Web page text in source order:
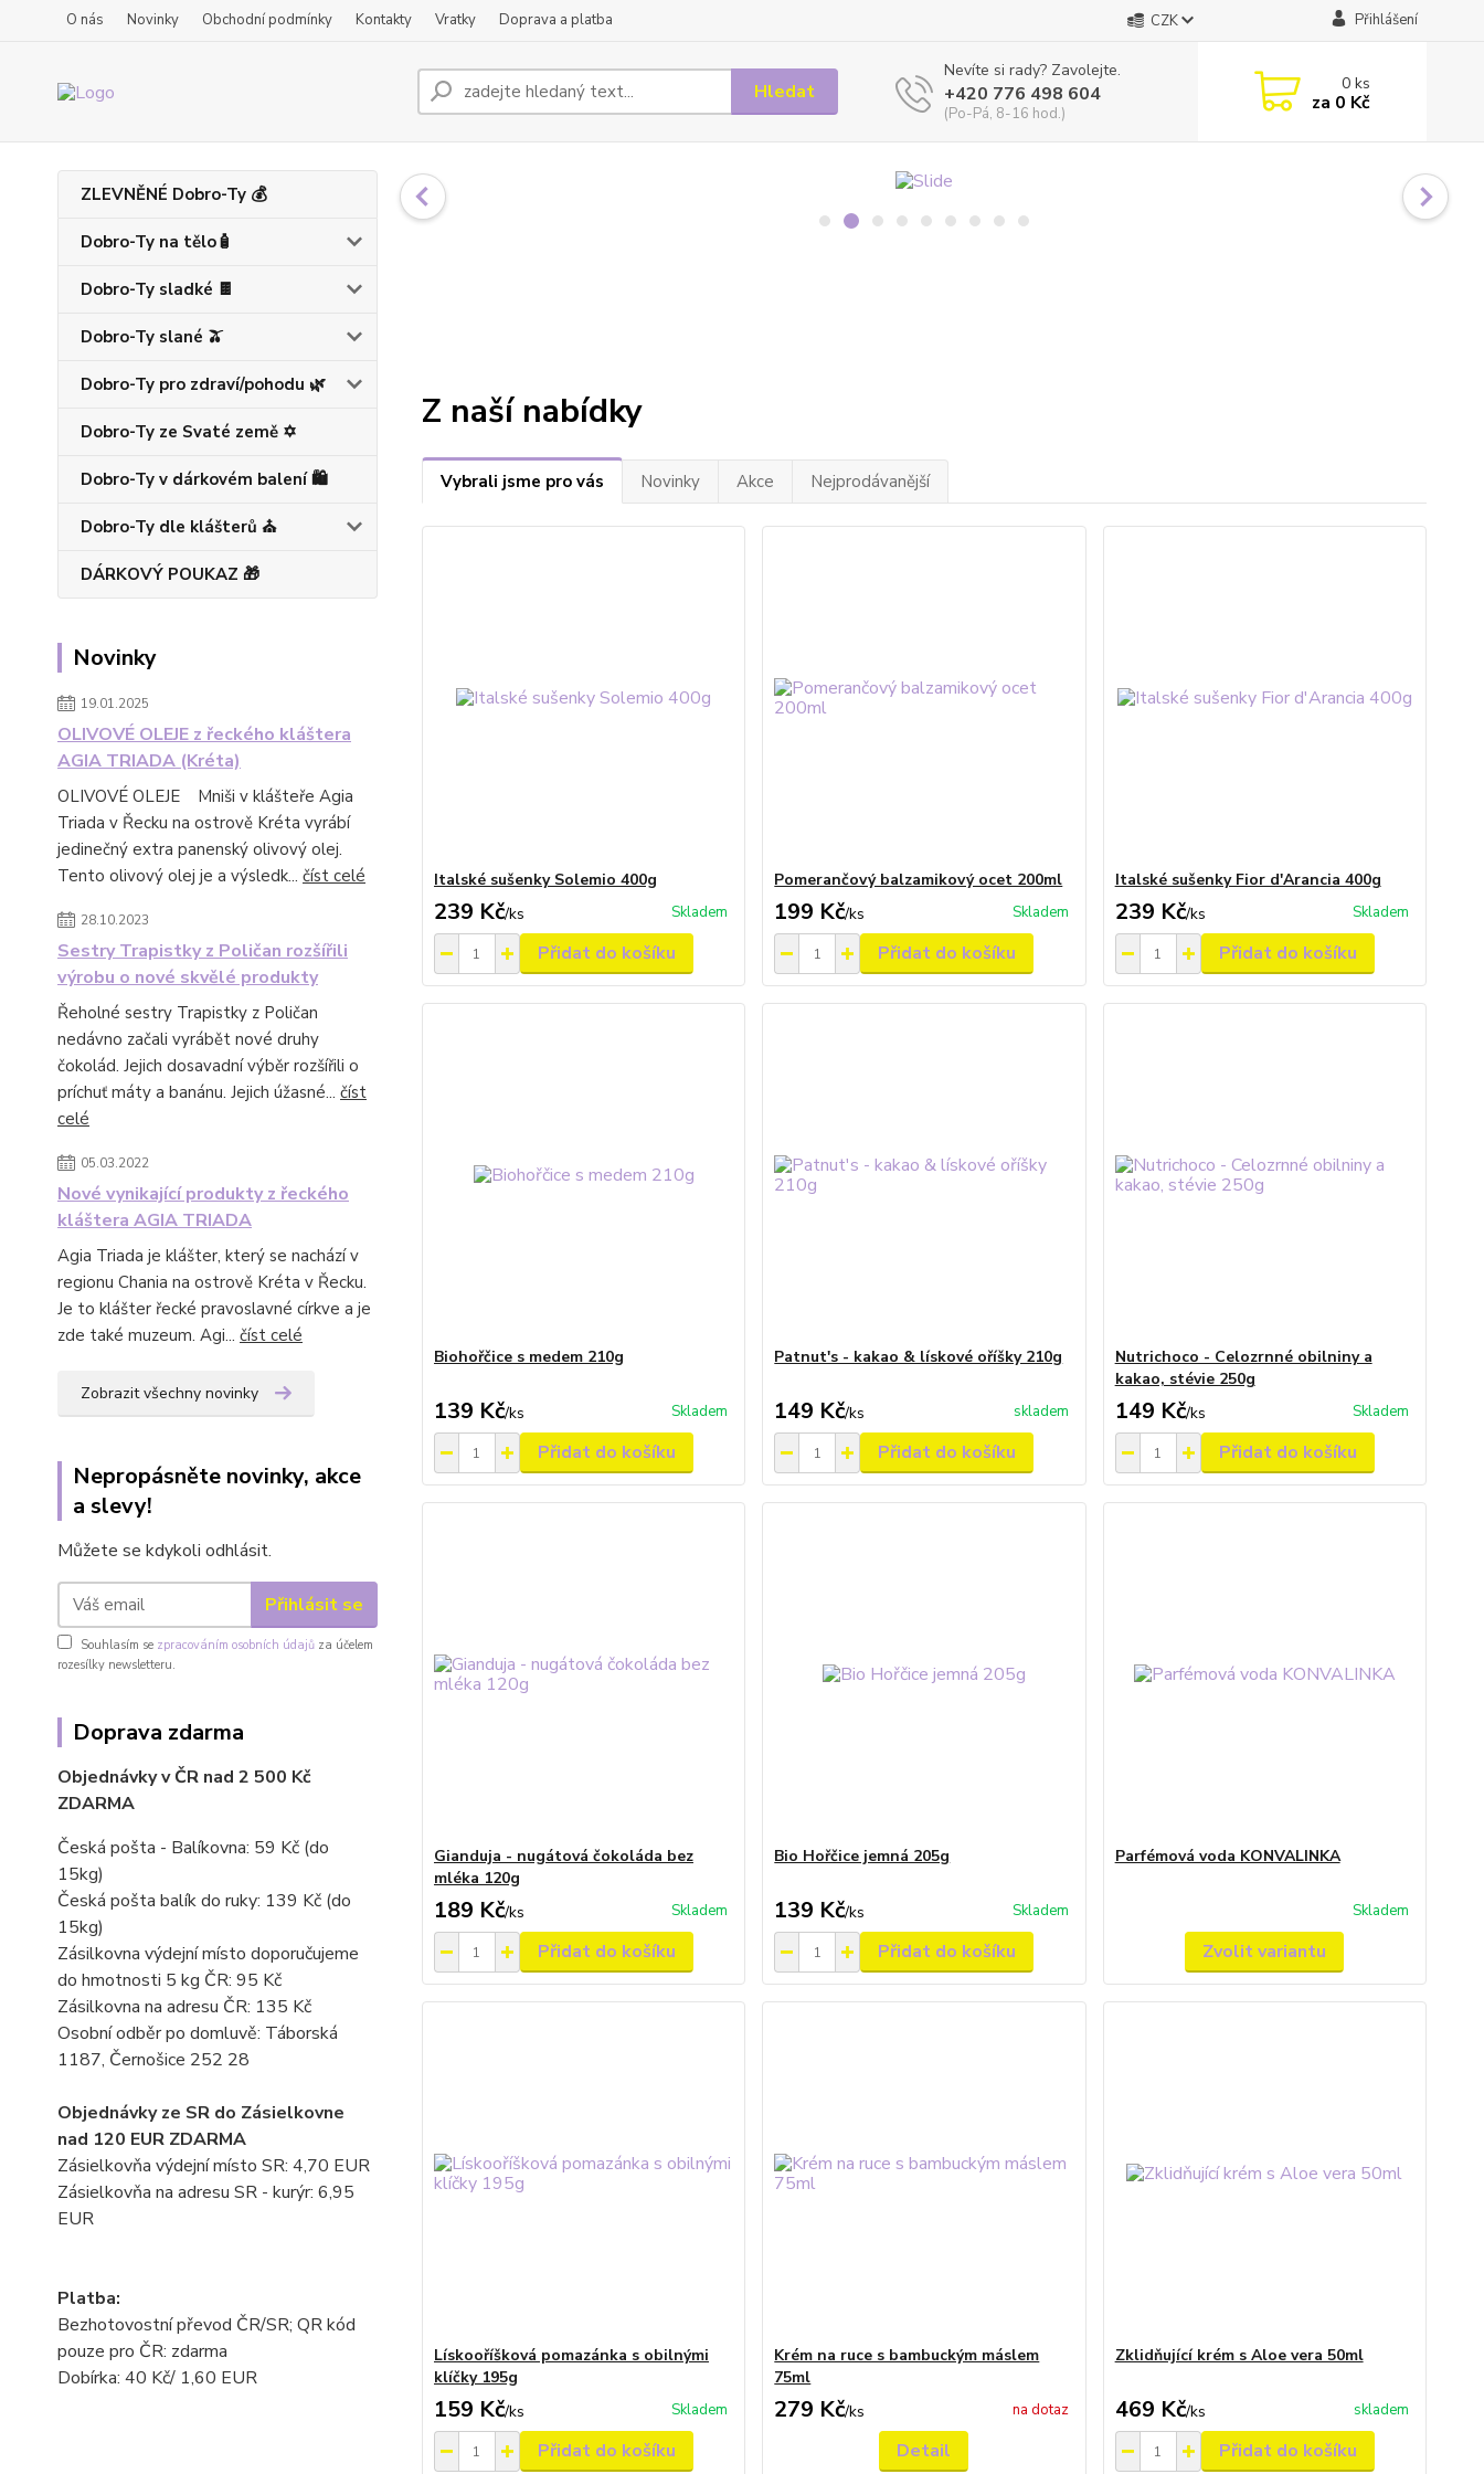
O nás Novinky Obchodní podmínky Kontakty Vratky Doprava a platba CZK Přihlášení
Hledat
Nevíte si rady? Zavolejte.
+420 776 498 604
(Po-Pá, 8-16 hod.)
0ks
za 0 Kč
ZLEVNĚNÉ Dobro-Ty 💰
Dobro-Ty na tělo🧴
Dobro-Ty sladké 🍫
Dobro-Ty slané 🫒
Dobro-Ty pro zdraví/pohodu 🌿
Dobro-Ty ze Svaté země ✡️
Dobro-Ty v dárkovém balení 🛍️
Dobro-Ty dle klášterů ⛪
DÁRKOVÝ POUKAZ 🎁
Novinky
19.01.2025
OLIVOVÉ OLEJE z řeckého kláštera
AGIA TRIADA (Kréta)
OLIVOVÉ OLEJE Mniši v klášteře Agia
Triada v Řecku na ostrově Kréta vyrábí
jedinečný extra panenský olivový olej.
Tento olivový olej je a výsledk... číst celé
28.10.2023
Sestry Trapistky z Poličan rozšířili
výrobu o nové skvělé produkty
Řeholné sestry Trapistky z Poličan
nedávno začali vyrábět nové druhy
čokolád. Jejich dosavadní výběr rozšířili o
príchuť máty a banánu. Jejich úžasné... číst
celé
05.03.2022
Nové vynikající produkty z řeckého
kláštera AGIA TRIADA
Agia Triada je klášter, který se nachází v
regionu Chania na ostrově Kréta v Řecku.
Je to klášter řecké pravoslavné církve a je
zde také muzeum. Agi... číst celé
Zobrazit všechny novinky
Nepropásněte novinky, akce
a slevy!
Můžete se kdykoli odhlásit.
Přihlásit se
Souhlasím se zpracováním osobních údajů za účelem
rozesílky newsletteru.
Doprava zdarma
Objednávky v ČR nad 2 500 Kč
ZDARMA
Česká pošta - Balíkovna: 59 Kč (do
15kg)
Česká pošta balík do ruky: 139 Kč (do
15kg)
Zásilkovna výdejní místo doporučujeme
do hmotnosti 5 kg ČR: 95 Kč
Zásilkovna na adresu ČR: 135 Kč
Osobní odběr po domluvě: Táborská
1187, Černošice 252 28
Objednávky ze SR do Zásielkovne
nad 120 EUR ZDARMA
Zásielkovňa výdejní místo SR: 4,70 EUR
Zásielkovňa na adresu SR - kurýr: 6,95
EUR
Platba:
Bezhotovostní převod ČR/SR; QR kód
pouze pro ČR: zdarma
Dobírka: 40 Kč/ 1,60 EUR
Z naší nabídky
Vybrali jsme pro vás Novinky Akce Nejprodávanější
Italské sušenky Solemio 400g
239 Kč/ks Skladem
Přidat do košíku
Pomerančový balzamikový ocet 200ml
199 Kč/ks Skladem
Přidat do košíku
Italské sušenky Fior d'Arancia 400g
239 Kč/ks Skladem
Přidat do košíku
Biohořčice s medem 210g
139 Kč/ks Skladem
Přidat do košíku
Patnut's - kakao & lískové oříšky 210g
149 Kč/ks skladem
Přidat do košíku
Nutrichoco - Celozrnné obilniny a
kakao, stévie 250g
149 Kč/ks Skladem
Přidat do košíku
Gianduja - nugátová čokoláda bez
mléka 120g
189 Kč/ks Skladem
Přidat do košíku
Bio Hořčice jemná 205g
139 Kč/ks Skladem
Přidat do košíku
Parfémová voda KONVALINKA
Skladem
Zvolit variantu
Lískooříšková pomazánka s obilnými
klíčky 195g
159 Kč/ks Skladem
Přidat do košíku
Krém na ruce s bambuckým máslem
75ml
279 Kč/ks na dotaz
Detail
Zklidňující krém s Aloe vera 50ml
469 Kč/ks skladem
Přidat do košíku